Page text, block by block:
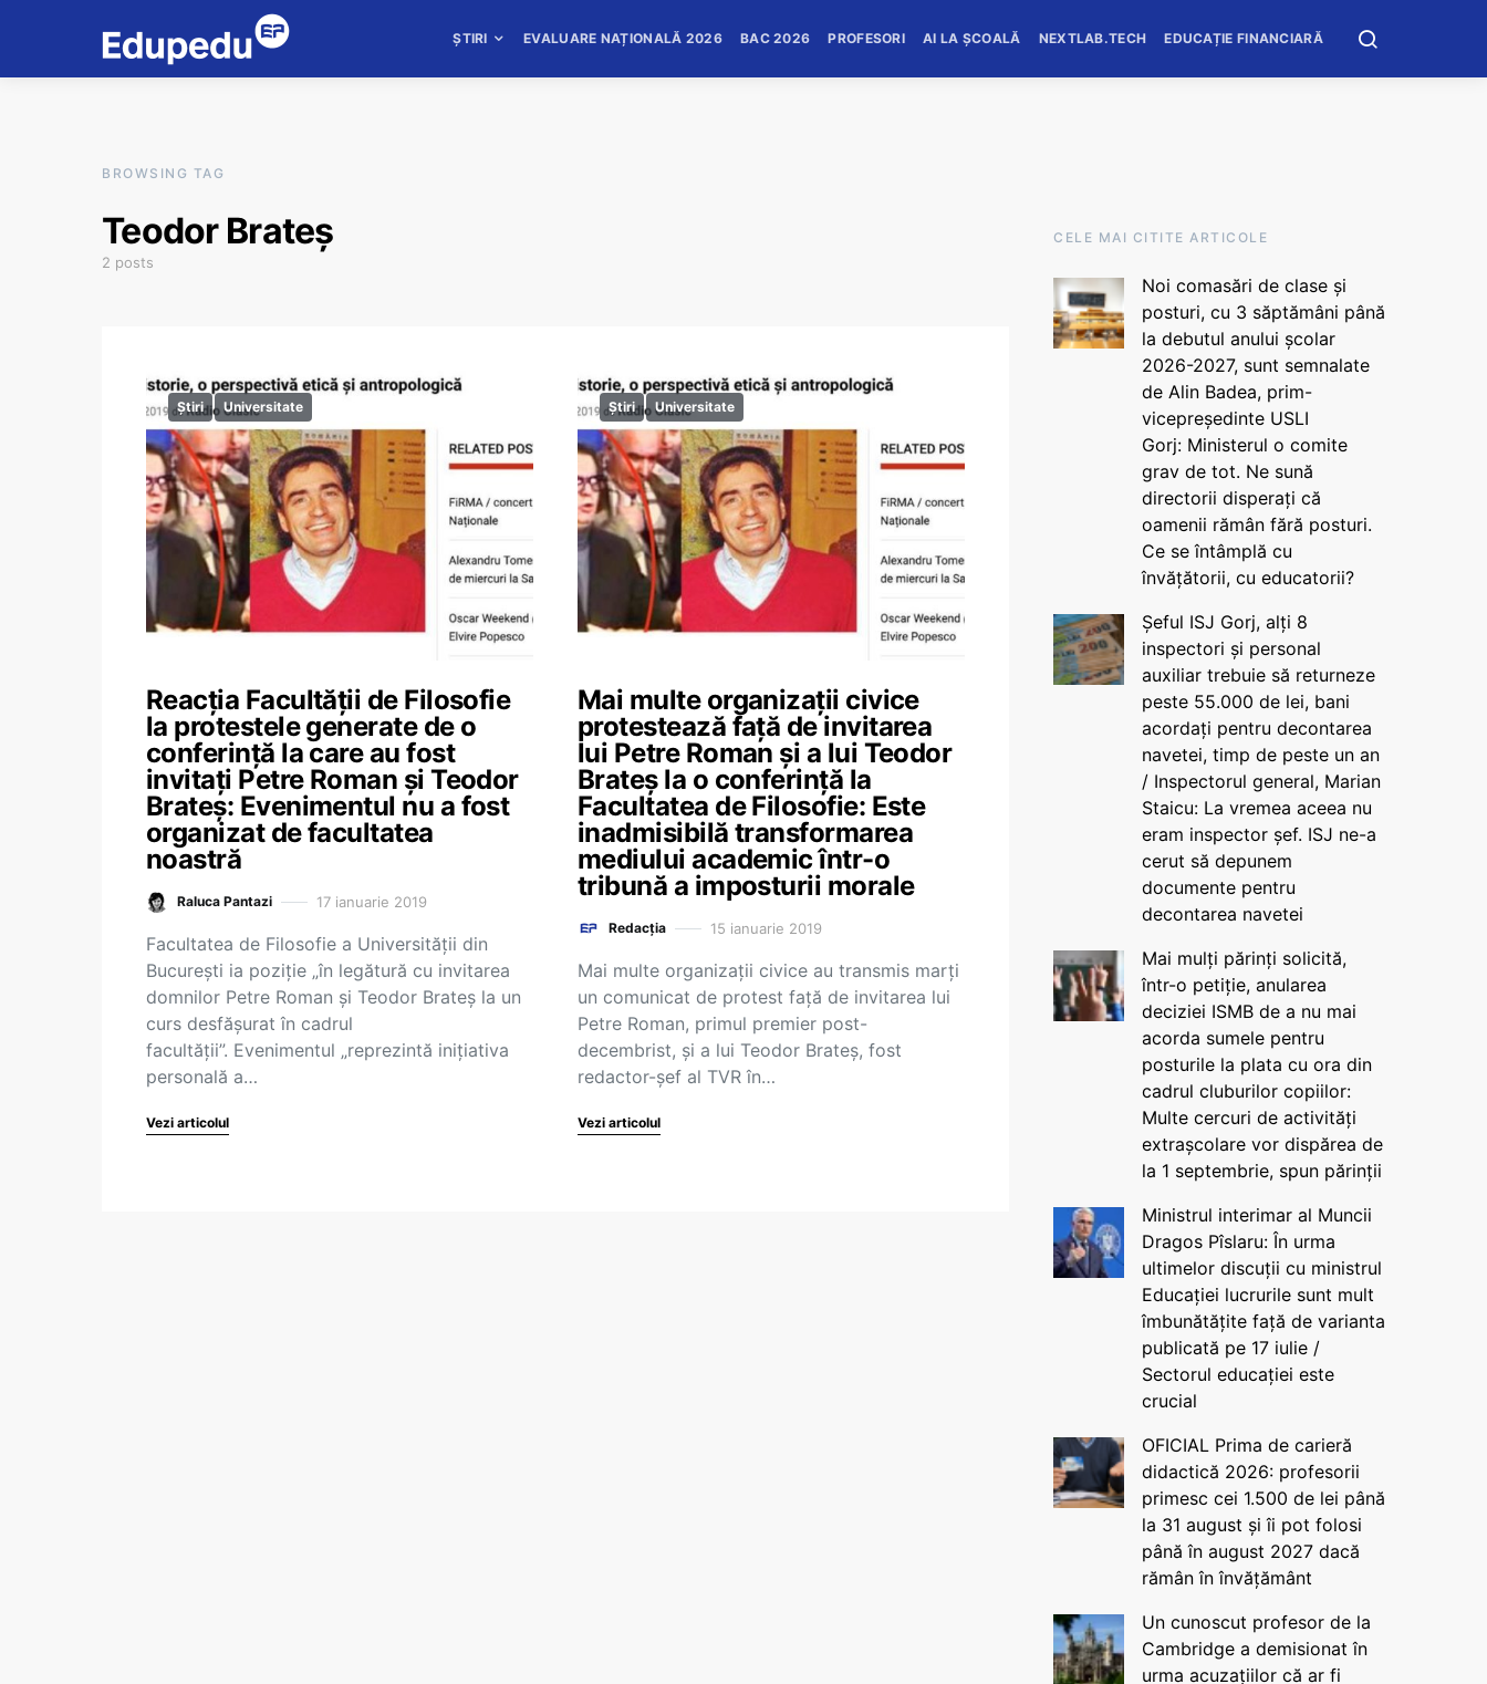
ȘTIRI EVALUARE NAȚIONALĂ 2026 BAC 2026 PROFESORI AI LA ȘCOALĂ NEXTLAB.TECH EDUCAȚIE FINANCIARĂ
BROWSING TAG
Teodor Brateș
2 posts
Știri Universitate
Reacția Facultății de Filosofie
la protestele generate de o
conferință la care au fost
invitați Petre Roman și Teodor
Brateș: Evenimentul nu a fost
organizat de facultatea
noastră
Raluca Pantazi 17 ianuarie 2019
Facultatea de Filosofie a Universității din
București ia poziție „în legătură cu invitarea
domnilor Petre Roman și Teodor Brateș la un
curs desfășurat în cadrul
facultății”. Evenimentul „reprezintă inițiativa
personală a…
Vezi articolul
Știri Universitate
Mai multe organizații civice
protestează față de invitarea
lui Petre Roman și a lui Teodor
Brateș la o conferință la
Facultatea de Filosofie: Este
inadmisibilă transformarea
mediului academic într-o
tribună a imposturii morale
Redacția 15 ianuarie 2019
Mai multe organizații civice au transmis marți
un comunicat de protest față de invitarea lui
Petre Roman, primul premier post-
decembrist, și a lui Teodor Brateș, fost
redactor-șef al TVR în…
Vezi articolul
CELE MAI CITITE ARTICOLE
Noi comasări de clase și
posturi, cu 3 săptămâni până
la debutul anului școlar
2026-2027, sunt semnalate
de Alin Badea, prim-
vicepreședinte USLI
Gorj: Ministerul o comite
grav de tot. Ne sună
directorii disperați că
oamenii rămân fără posturi.
Ce se întâmplă cu
învățătorii, cu educatorii?
Șeful ISJ Gorj, alți 8
inspectori și personal
auxiliar trebuie să returneze
peste 55.000 de lei, bani
acordați pentru decontarea
navetei, timp de peste un an
/ Inspectorul general, Marian
Staicu: La vremea aceea nu
eram inspector șef. ISJ ne-a
cerut să depunem
documente pentru
decontarea navetei
Mai mulți părinți solicită,
într-o petiție, anularea
deciziei ISMB de a nu mai
acorda sumele pentru
posturile la plata cu ora din
cadrul cluburilor copiilor:
Multe cercuri de activități
extrașcolare vor dispărea de
la 1 septembrie, spun părinții
Ministrul interimar al Muncii
Dragos Pîslaru: În urma
ultimelor discuții cu ministrul
Educației lucrurile sunt mult
îmbunătățite față de varianta
publicată pe 17 iulie /
Sectorul educației este
crucial
OFICIAL Prima de carieră
didactică 2026: profesorii
primesc cei 1.500 de lei până
la 31 august și îi pot folosi
până în august 2027 dacă
rămân în învățământ
Un cunoscut profesor de la
Cambridge a demisionat în
urma acuzațiilor că ar fi